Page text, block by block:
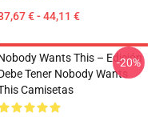
€ - 44,11 €
Wants This – Edición
Tener Nobody Wants
Camisetas
-20%